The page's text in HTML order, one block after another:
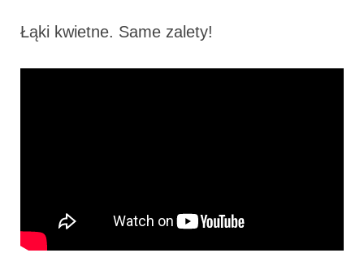
Łąki kwietne. Same zalety!